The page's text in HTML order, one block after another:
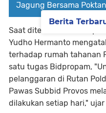
Jagung Bersama Poktan
Saat ditemui Kabid
Yudho Hermanto
terhadap rumah tahanan
satu tugas Bidpropam,
pelanggaran di Rutan
Pawas Subbid Provos
dilakukan setiap hari,"
Berita